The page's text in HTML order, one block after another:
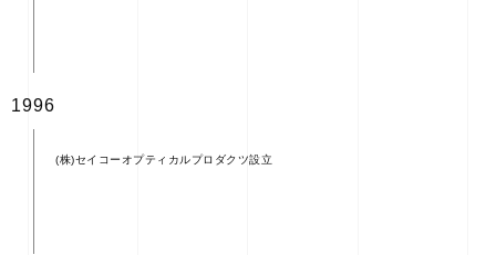
1996
(株)セイコーオプティカルプロダクツ設立